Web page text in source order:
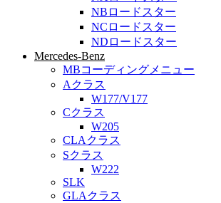
NBロードスター
NCロードスター
NDロードスター
Mercedes-Benz
MBコーディングメニュー
Aクラス
W177/V177
Cクラス
W205
CLAクラス
Sクラス
W222
SLK
GLAクラス